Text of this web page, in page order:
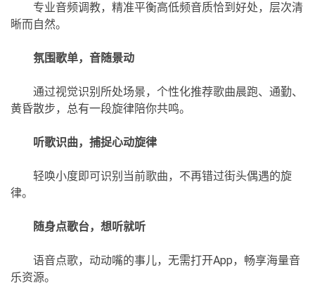
专业音频调教，精准平衡高低频音质恰到好处，层次清
晰而自然。
氛围歌单，音随景动
通过视觉识别所处场景，个性化推荐歌曲晨跑、通勤、
黄昏散步，总有一段旋律陪你共鸣。
听歌识曲，捕捉心动旋律
轻唤小度即可识别当前歌曲，不再错过街头偶遇的旋
律。
随身点歌台，想听就听
语音点歌，动动嘴的事儿，无需打开App，畅享海量音
乐资源。